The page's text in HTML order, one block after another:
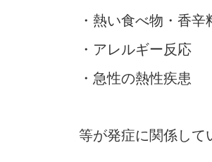
・熱い食べ物・香
・アレルギー反応
・急性の熱性疾患
等が発症に関係して